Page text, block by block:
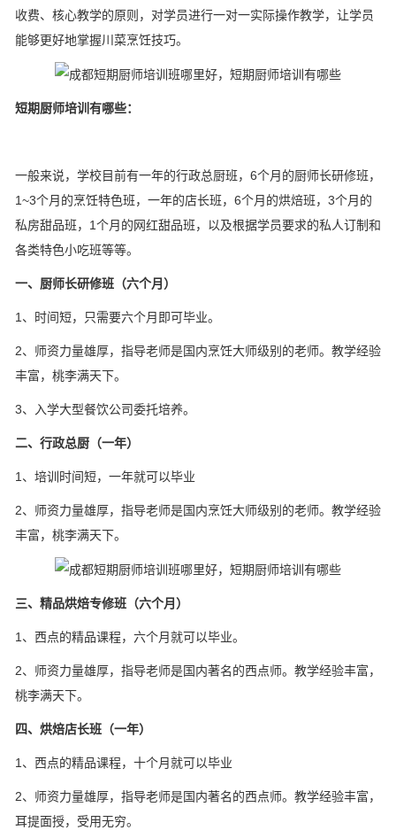
收费、核心教学的原则，对学员进行一对一实际操作教学，让学员
能够更好地掌握川菜烹饪技巧。
短期厨师培训有哪些：
一般来说，学校目前有一年的行政总厨班，6个月的厨师长研修班，
1~3个月的烹饪特色班，一年的店长班，6个月的烘焙班，3个月的
私房甜品班，1个月的网红甜品班，以及根据学员要求的私人订制和
各类特色小吃班等等。
一、厨师长研修班（六个月）
1、时间短，只需要六个月即可毕业。
2、师资力量雄厚，指导老师是国内烹饪大师级别的老师。教学经验
丰富，桃李满天下。
3、入学大型餐饮公司委托培养。
二、行政总厨（一年）
1、培训时间短，一年就可以毕业
2、师资力量雄厚，指导老师是国内烹饪大师级别的老师。教学经验
丰富，桃李满天下。
三、精品烘焙专修班（六个月）
1、西点的精品课程，六个月就可以毕业。
2、师资力量雄厚，指导老师是国内著名的西点师。教学经验丰富，
桃李满天下。
四、烘焙店长班（一年）
1、西点的精品课程，十个月就可以毕业
2、师资力量雄厚，指导老师是国内著名的西点师。教学经验丰富，
耳提面授，受用无穷。